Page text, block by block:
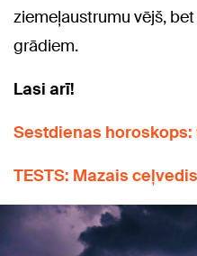
ziemeļaustrumu vējš,
grādiem.
Lasi arī!
Sestdienas horoskops:
TESTS: Mazais